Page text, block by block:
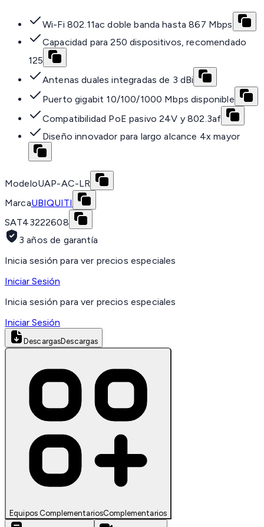
Wi-Fi 802.11ac doble banda hasta 867 Mbps
Capacidad para 250 dispositivos, recomendado
125
Antenas duales integradas de 3 dBi
Puerto gigabit 10/100/1000 Mbps disponible
Compatibilidad PoE pasivo 24V y 802.3af
Diseño innovador para largo alcance 4x mayor
ModeloUAP-AC-LR
MarcaUBIQUITI
SAT43222608
3 años de garantía
Inicia sesión para ver precios especiales
Iniciar Sesión
Inicia sesión para ver precios especiales
Iniciar Sesión
DescargasDescargas
Equipos ComplementariosComplementarios